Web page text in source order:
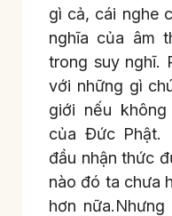
gì cả, cái nghe
nghĩa của âm
trong suy nghĩ.
với những gì
giới nếu
của Đức Phật.
đầu nhận thức
nào đó ta chưa
hơn